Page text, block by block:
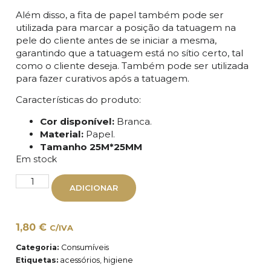
Além disso, a fita de papel também pode ser
utilizada para marcar a posição da tatuagem na
pele do cliente antes de se iniciar a mesma,
garantindo que a tatuagem está no sítio certo, tal
como o cliente deseja. Também pode ser utilizada
para fazer curativos após a tatuagem.
Características do produto:
Cor disponível:Branca.
Material:Papel.
Tamanho 25M*25MM
Em stock
ADICIONAR
1,80 € C/IVA
Categoria: Consumíveis
Etiquetas: acessórios, higiene